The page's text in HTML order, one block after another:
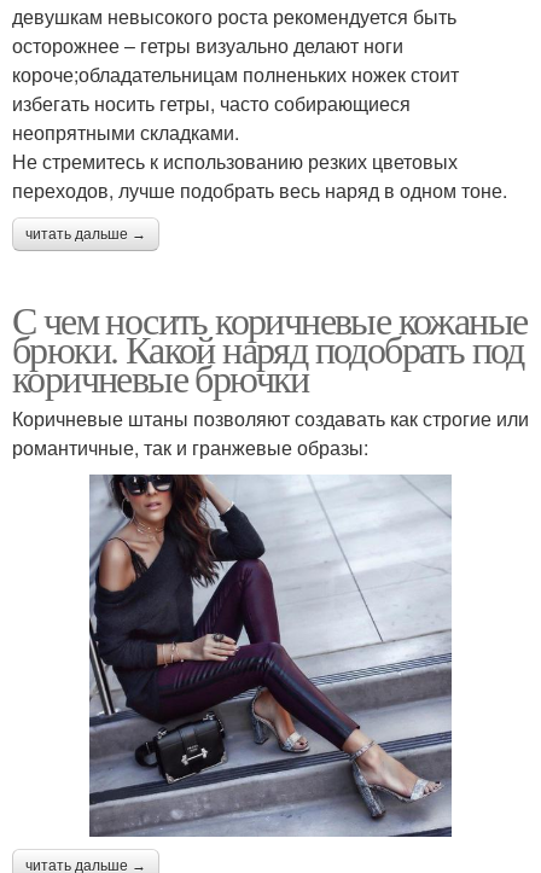
девушкам невысокого роста рекомендуется быть
осторожнее – гетры визуально делают ноги
короче;обладательницам полненьких ножек стоит
избегать носить гетры, часто собирающиеся
неопрятными складками.
Не стремитесь к использованию резких цветовых
переходов, лучше подобрать весь наряд в одном тоне.
читать дальше →
С чем носить коричневые кожаные
брюки. Какой наряд подобрать под
коричневые брючки
Коричневые штаны позволяют создавать как строгие или
романтичные, так и гранжевые образы:
читать дальше →